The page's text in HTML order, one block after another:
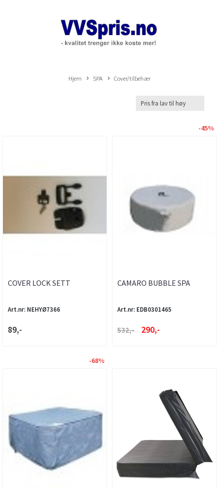
Hjem SPA Cover/tilbehær
COVER LOCK SETT
Art.nr: NEHYØ7366
89,-
-45%
CAMARO BUBBLE SPA
Art.nr: EDB0301465
532,- 290,-
-68%